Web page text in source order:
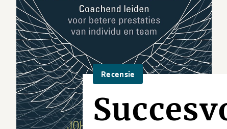
Recensie